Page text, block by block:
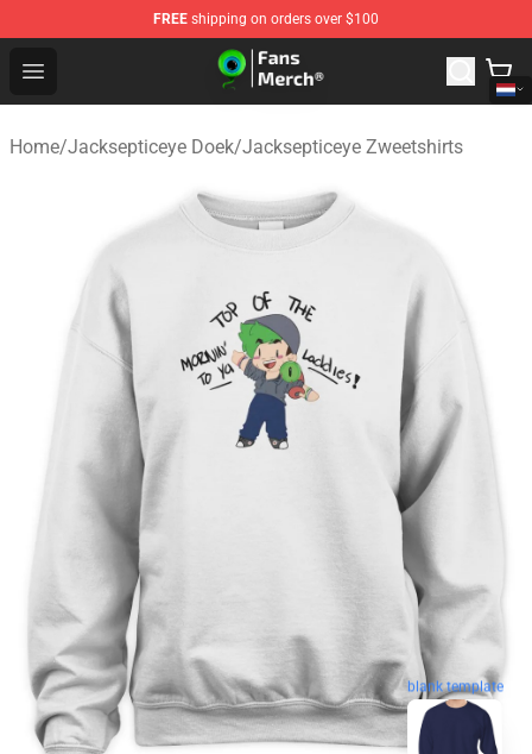
FREE shipping on orders over $100
Open menu
Jacksepticeye Store - Official Jacksepticeye
Home/Jacksepticeye Doek/Jacksepticeye Zweetshirts
blank template